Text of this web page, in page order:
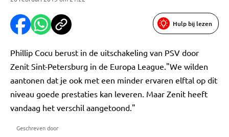
Hulp bij lezen
Phillip Cocu berust in de uitschakeling van PSV door
Zenit Sint-Petersburg in de Europa League."We wilden
aantonen dat je ook met een minder ervaren elftal op dit
niveau goede prestaties kan leveren. Maar Zenit heeft
vandaag het verschil aangetoond."
Geschreven door